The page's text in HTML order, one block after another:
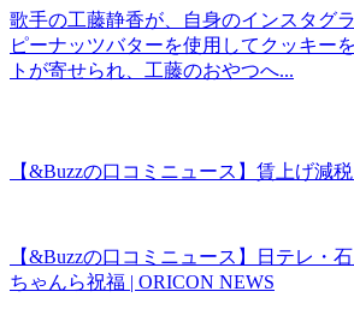
歌手の工藤静香が、自身のインスタグ
ピーナッツバターを使用してクッキー
トが寄せられ、工藤のおやつへ...
【&Buzzの口コミニュース】賃上げ
【&Buzzの口コミニュース】日テレ
ちゃんら祝福 | ORICON NEWS